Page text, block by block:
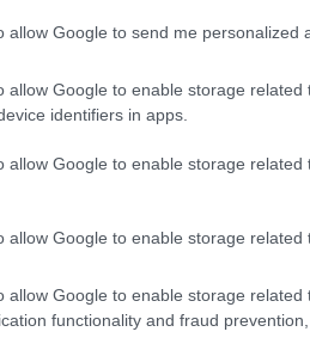
allow Google to send me personalized
allow Google to enable storage related
identifiers in apps.
allow Google to enable storage
allow Google to enable storage related
allow Google to enable storage related
functionality and fraud
hozta el, amikor egy
ugyanis egy rendkívül kínzó,
gyorsan ráütötték a pecsétet:
amit egy egyszerű
azonban a lány állapota
fordult, ami már az
közölt vele!